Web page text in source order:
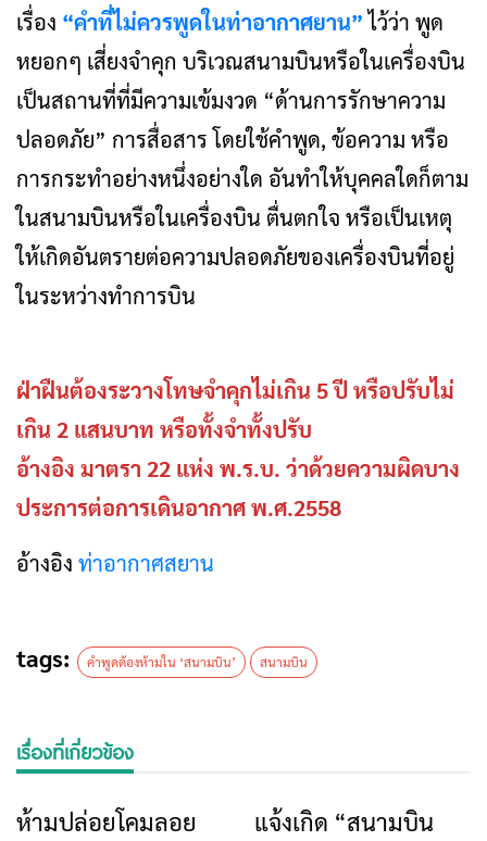
เรื่อง “คำที่ไม่ควรพูดในท่าอากาศยาน”ไว้ว่า พูด
หยอกๆ เสี่ยงจำคุก บริเวณสนามบินหรือในเครื่องบิน
เป็นสถานที่ที่มีความเข้มงวด “ด้านการรักษาความ
ปลอดภัย” การสื่อสาร โดยใช้คำพูด, ข้อความ หรือ
การกระทำอย่างหนึ่งอย่างใด อันทำให้บุคคลใดก็ตาม
ในสนามบินหรือในเครื่องบิน ตื่นตกใจ หรือเป็นเหตุ
ให้เกิดอันตรายต่อความปลอดภัยของเครื่องบินที่อยู่
ในระหว่างทำการบิน
ฝ่าฝืนต้องระวางโทษจำคุกไม่เกิน 5 ปี หรือปรับไม่
เกิน 2 แสนบาท หรือทั้งจำทั้งปรับ
อ้างอิง มาตรา 22 แห่ง พ.ร.บ. ว่าด้วยความผิดบาง
ประการต่อการเดินอากาศ พ.ศ.2558
อ้างอิง ท่าอากาศสยาน
tags: คำพูดต้องห้ามใน ‘สนามบิน’ สนามบิน
เรื่องที่เกี่ยวข้อง
ข่าวเชียงราย
ห้ามปล่อยโคมลอย
ข่าวเชียงราย
แจ้งเกิด “สนามบิน